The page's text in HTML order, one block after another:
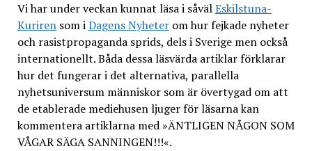
Vi har under veckan kunnat läsa i såvälEskilstuna-
Kurirensom iDagens Nyheterom hur fejkade nyheter
och rasistpropaganda sprids, dels i Sverige men också
internationellt. Båda dessa läsvärda artiklar förklarar
hur det fungerar i det alternativa, parallella
nyhetsuniversum människor som är övertygad om att
de etablerade mediehusen ljuger för läsarna kan
kommentera artiklarna med »ÄNTLIGEN NÅGON SOM
VÅGAR SÄGA SANNINGEN!!!«.